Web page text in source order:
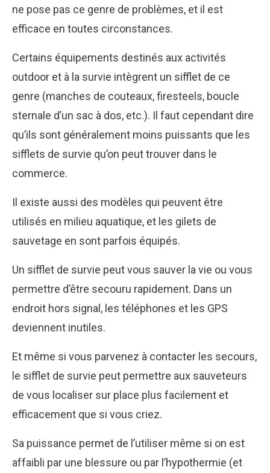
ne pose pas ce genre de problèmes, et il est
efficace en toutes circonstances.
Certains équipements destinés aux activités
outdoor et à la survie intègrent un sifflet de ce
genre (manches de couteaux, firesteels, boucle
sternale d’un sac à dos, etc.). Il faut cependant dire
qu’ils sont généralement moins puissants que les
sifflets de survie qu’on peut trouver dans le
commerce.
Il existe aussi des modèles qui peuvent être
utilisés en milieu aquatique, et les gilets de
sauvetage en sont parfois équipés.
Un sifflet de survie peut vous sauver la vie ou vous
permettre d’être secouru rapidement. Dans un
endroit hors signal, les téléphones et les GPS
deviennent inutiles.
Et même si vous parvenez à contacter les secours,
le sifflet de survie peut permettre aux sauveteurs
de vous localiser sur place plus facilement et
efficacement que si vous criez.
Sa puissance permet de l’utiliser même si on est
affaibli par une blessure ou par l’hypothermie (et